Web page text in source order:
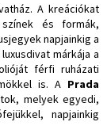
A kreációkat
és formák,
napjainkig a
márkája a
férfi ruházati
is. A Prada
melyek egyedi,
napjainkig